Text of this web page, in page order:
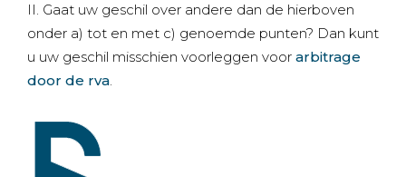
II. Gaat uw geschil over andere dan de hierboven
onder a) tot en met c) genoemde punten? Dan kunt
u uw geschil misschien voorleggen voor arbitrage
door de rva.